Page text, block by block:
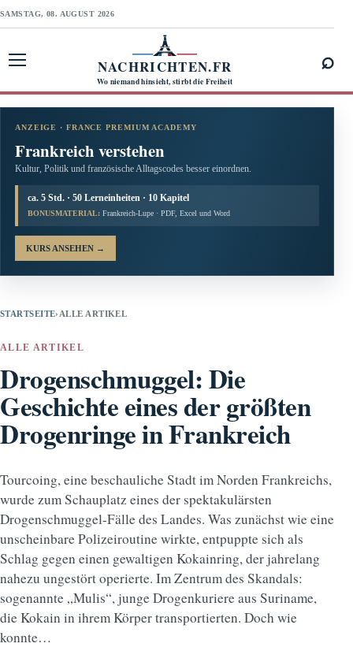
SAMSTAG, 08. AUGUST 2026
NACHRICHTEN.FR
Wo niemand hinsieht, stirbt die Freiheit
⌕
ANZEIGE · FRANCE PREMIUM ACADEMY
Frankreich verstehen
Kultur, Politik und französische Alltagscodes besser einordnen.
ca. 5 Std. · 50 Lerneinheiten · 10 Kapitel
BONUSMATERIAL: Frankreich-Lupe · PDF, Excel und Word
KURS ANSEHEN →
STARTSEITE› ALLE ARTIKEL
ALLE ARTIKEL
Drogenschmuggel: Die
Geschichte eines der größten
Drogenringe in Frankreich
Tourcoing, eine beschauliche Stadt im Norden Frankreichs,
wurde zum Schauplatz eines der spektakulärsten
Drogenschmuggel-Fälle des Landes. Was zunächst wie eine
unscheinbare Polizeiroutine wirkte, entpuppte sich als
Schlag gegen einen gewaltigen Kokainring, der jahrelang
nahezu ungestört operierte. Im Zentrum des Skandals:
sogenannte „Mulis“, junge Drogenkuriere aus Suriname,
die Kokain in ihrem Körper transportierten. Doch wie
konnte…